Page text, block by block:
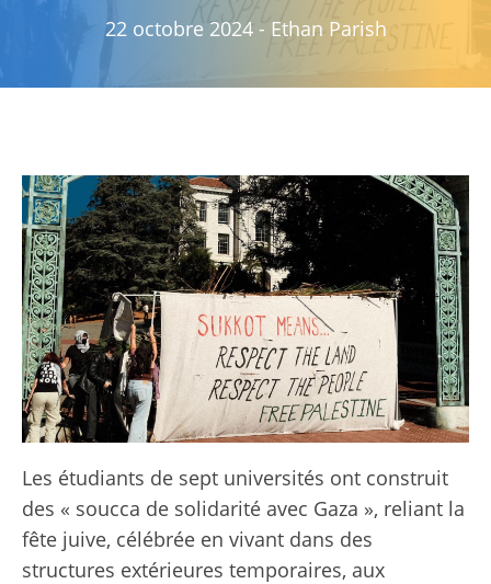
22 octobre 2024 - Ethan Parish
Les étudiants de sept universités ont construit
des « soucca de solidarité avec Gaza », reliant la
fête juive, célébrée en vivant dans des
structures extérieures temporaires, aux